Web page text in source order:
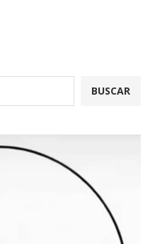
BUSCAR